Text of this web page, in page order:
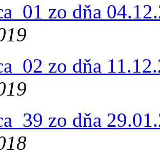
zo dňa
zo dňa
zo dňa